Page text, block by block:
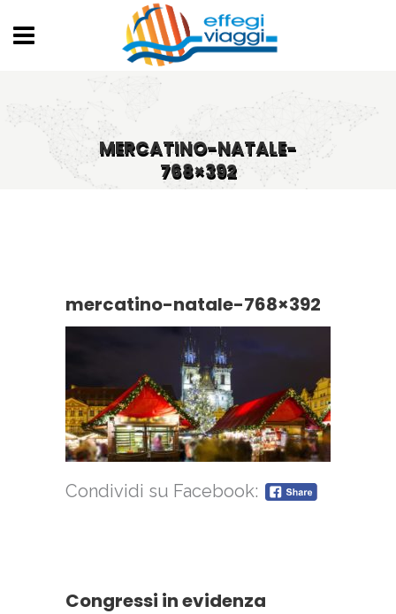
MERCATINO-NATALE-
768×392
mercatino-natale-768×392
Condividi su Facebook:
Congressi in evidenza